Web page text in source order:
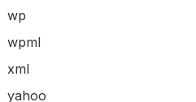
wp
wpml
xml
yahoo